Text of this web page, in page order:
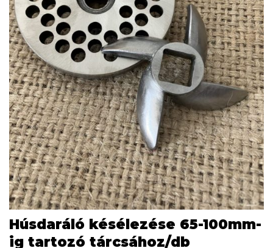
Húsdaráló késélezése 65-100mm-
ig tartozó tárcsához/db